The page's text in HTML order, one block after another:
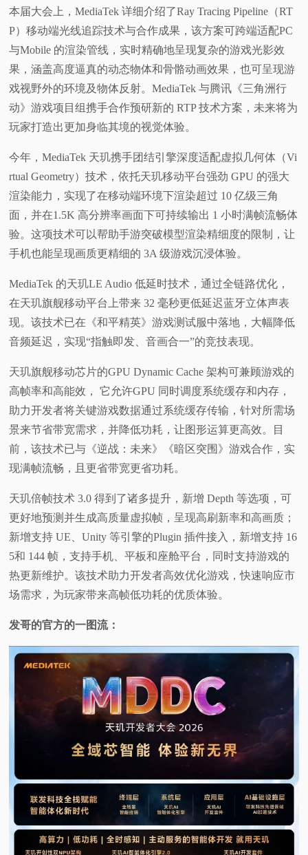
本届大会上，MediaTek 详细介绍了Ray Tracing Pipeline（RT
P）移动端光线追踪技术与合作成果，该方案可跨端适配PC
与Mobile 的渲染管线，实时精确地呈现复杂的游戏光影效
果，涵盖高度逼真的动态物体和骨骼动画效果，也可呈现游
戏视野外的环境及物体反射。MediaTek 与腾讯《三角洲行
动》游戏项目组携手合作预研新的 RTP 技术方案，未来将为
玩家打造出更加身临其境的视觉体验。
今年，MediaTek 天玑携手团结引擎深度适配虚拟几何体（Vi
rtual Geometry）技术，依托天玑移动平台强劲 GPU 的强大
渲染能力，实现了在移动端环境下渲染超过 10 亿级三角
面，并在1.5K 高分辨率画面下可持续输出 1 小时满帧流畅体
验。这项技术可以帮助手游突破模型渲染精细度的限制，让
手机也能呈现画质更精细的 3A 级游戏沉浸体验。
MediaTek 的天玑LE Audio 低延时技术，通过全链路优化，
在天玑旗舰移动平台上带来 32 毫秒更低延迟蓝牙立体声表
现。该技术已在《和平精英》游戏测试服中落地，大幅降低
音频延迟，实现“指触即发、音画合一”的竞技表现。
天玑旗舰移动芯片的GPU Dynamic Cache 架构可兼顾游戏的
高帧率和高能效， 它允许GPU 同时调度系统缓存和内存，
助力开发者将关键游戏数据通过系统缓存传输，针对所需场
景来节省带宽需求，并降低功耗，让图形运算更高效。目
前，该技术已与《逆战：未来》《暗区突围》游戏合作，实
现满帧流畅，且更省带宽更省功耗。
天玑倍帧技术 3.0 得到了诸多提升，新增 Depth 等选项，可
更好地预测并生成高质量虚拟帧，呈现高刷新率和高画质；
新增支持 UE、Unity 等引擎的Plugin 插件接入，新增支持 16
5和 144 帧，支持手机、平板和座舱平台，同时支持游戏的
热更新维护。该技术助力开发者高效优化游戏，快速响应市
场需求，为玩家带来高帧低功耗的优质体验。
发哥的官方的一图流：